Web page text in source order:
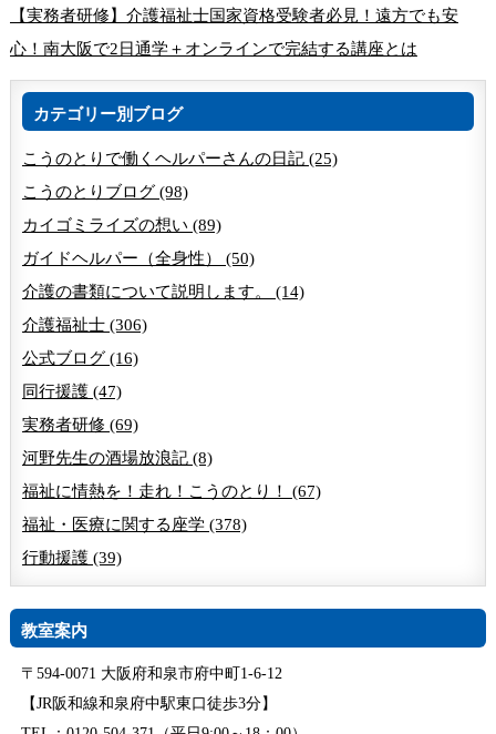
【実務者研修】介護福祉士国家資格受験者必見！遠方でも安
心！南大阪で2日通学＋オンラインで完結する講座とは
カテゴリー別ブログ
こうのとりで働くヘルパーさんの日記 (25)
こうのとりブログ (98)
カイゴミライズの想い (89)
ガイドヘルパー（全身性） (50)
介護の書類について説明します。 (14)
介護福祉士 (306)
公式ブログ (16)
同行援護 (47)
実務者研修 (69)
河野先生の酒場放浪記 (8)
福祉に情熱を！走れ！こうのとり！ (67)
福祉・医療に関する座学 (378)
行動援護 (39)
教室案内
〒594-0071 大阪府和泉市府中町1-6-12
【JR阪和線和泉府中駅東口徒歩3分】